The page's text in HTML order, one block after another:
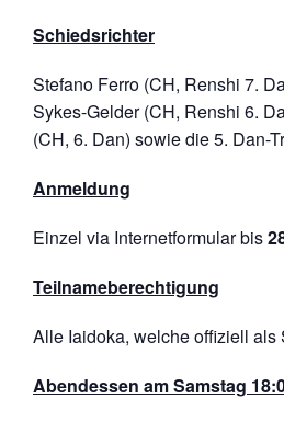
Schiedsrichter
Stefano Ferro (CH, Renshi 7.
Sykes-Gelder (CH, Renshi 6.
(CH, 6. Dan) sowie die 5. Dan-
Anmeldung
Einzel via Internetformular bis
Teilnameberechtigung
Alle Iaidoka, welche offiziell
Abendessen am Samstag